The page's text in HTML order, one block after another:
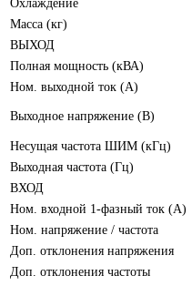
Охлаждение
Масса (кг)
ВЫХОД
Полная мощность (кВА)
Ном. выходной ток (А)
Выходное напряжение (В)
Несущая частота ШИМ (кГц)
Выходная частота (Гц)
ВХОД
Ном. входной 1-фазный ток (А)
Ном. напряжение / частота
Доп. отклонения напряжения
Доп. отклонения частоты